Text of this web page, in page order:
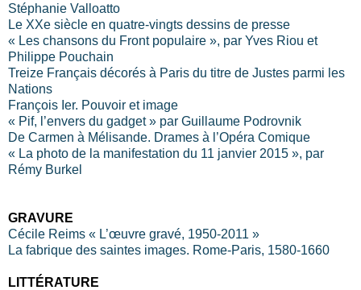
Stéphanie Valloatto
Le XXe siècle en quatre-vingts dessins de presse
« Les chansons du Front populaire », par Yves Riou et
Philippe Pouchain
Treize Français décorés à Paris du titre de Justes parmi les
Nations
François Ier. Pouvoir et image
« Pif, l’envers du gadget » par Guillaume Podrovnik
De Carmen à Mélisande. Drames à l’Opéra Comique
« La photo de la manifestation du 11 janvier 2015 », par
Rémy Burkel
GRAVURE
Cécile Reims « L’œuvre gravé, 1950-2011 »
La fabrique des saintes images. Rome-Paris, 1580-1660
LITTÉRATURE